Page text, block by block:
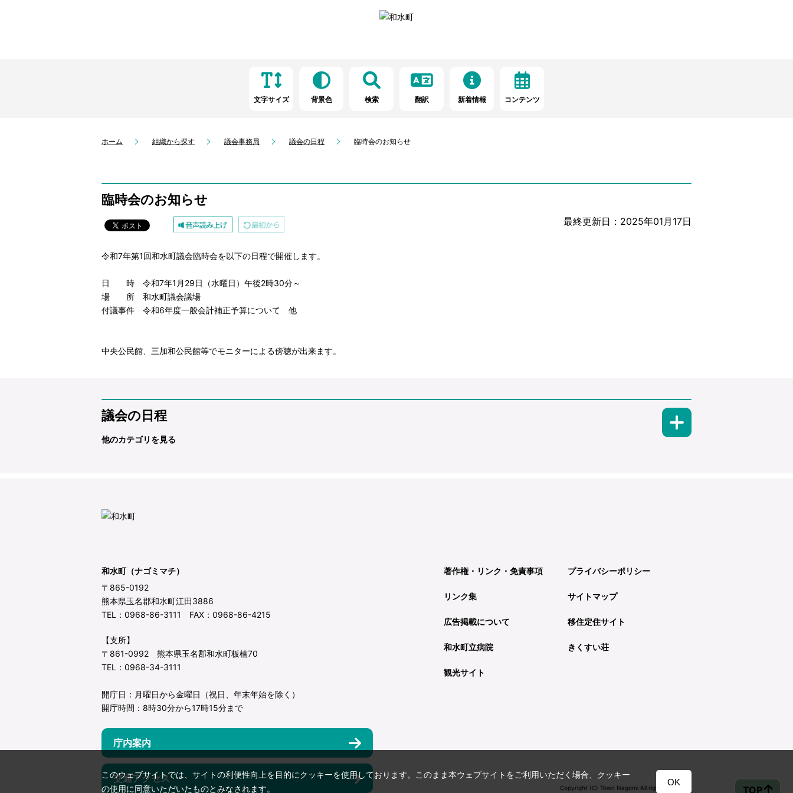
文字サイズ 背景色 検索 翻訳 新着情報 コンテンツ
ホーム 組織から探す 議会事務局 議会の日程 臨時会のお知らせ
臨時会のお知らせ
最終更新日：2025年01月17日
令和7年第1回和水町議会臨時会を以下の日程で開催します。
日 時 令和7年1月29日（水曜日）午後2時30分～
場 所 和水町議会議場
付議事件 令和6年度一般会計補正予算について 他
中央公民館、三加和公民館等でモニターによる傍聴が出来ます。
議会の日程
他のカテゴリを見る
和水町（ナゴミマチ）
〒865-0192
熊本県玉名郡和水町江田3886
TEL：0968-86-3111 FAX：0968-86-4215
【支所】
〒861-0992 熊本県玉名郡和水町板楠70
TEL：0968-34-3111
開庁日：月曜日から金曜日（祝日、年末年始を除く）
開庁時間：8時30分から17時15分まで
庁内案内
交通アクセス
著作権・リンク・免責事項 プライバシーポリシー
リンク集 サイトマップ
広告掲載について 移住定住サイト
和水町立病院 きくすい荘
観光サイト
Copyright (C) Town Nagomi All rights reserved TOP
このウェブサイトでは、サイトの利便性向上を目的にクッキーを使用しております。このまま本ウェブサイトをご利用いただく場合、クッキー
の使用に同意いただいたものとみなされます。
OK